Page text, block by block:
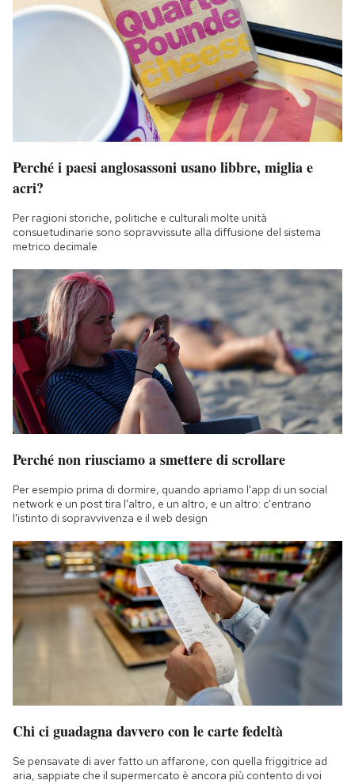
Perché i paesi anglosassoni usano libbre, miglia e
acri?
Per ragioni storiche, politiche e culturali molte unità
consuetudinarie sono sopravvissute alla diffusione del sistema
metrico decimale
Perché non riusciamo a smettere di scrollare
Per esempio prima di dormire, quando apriamo l'app di un social
network e un post tira l'altro, e un altro, e un altro: c'entrano
l'istinto di sopravvivenza e il web design
Chi ci guadagna davvero con le carte fedeltà
Se pensavate di aver fatto un affarone, con quella friggitrice ad
aria, sappiate che il supermercato è ancora più contento di voi